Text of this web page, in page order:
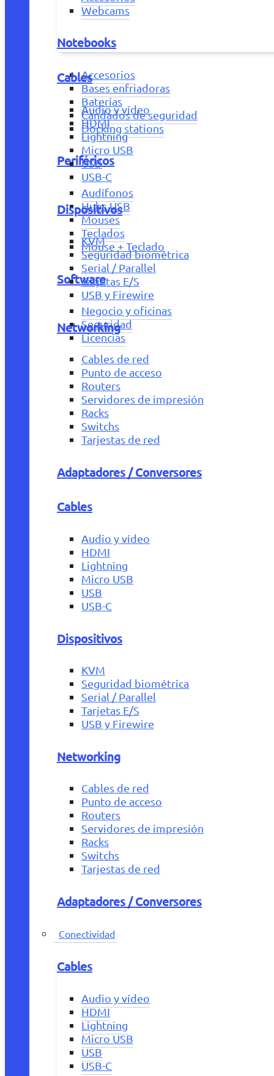
Webcams
Notebooks
Accesorios
Bases enfriadoras
Baterías
Candados de seguridad
Docking stations
Periféricos
Audífonos
Hubs USB
Mouses
Teclados
Mouse + Teclado
Software
Negocio y oficinas
Seguridad
Licencias
Cables
Audio y vídeo
HDMI
Lightning
Micro USB
USB
USB-C
Dispositivos
KVM
Seguridad biométrica
Serial / Parallel
Tarjetas E/S
USB y Firewire
Networking
Cables de red
Punto de acceso
Routers
Servidores de impresión
Racks
Switchs
Tarjestas de red
Adaptadores / Conversores
Cables
Audio y vídeo
HDMI
Lightning
Micro USB
USB
USB-C
Dispositivos
KVM
Seguridad biométrica
Serial / Parallel
Tarjetas E/S
USB y Firewire
Networking
Cables de red
Punto de acceso
Routers
Servidores de impresión
Racks
Switchs
Tarjestas de red
Adaptadores / Conversores
Conectividad
Cables
Audio y vídeo
HDMI
Lightning
Micro USB
USB
USB-C